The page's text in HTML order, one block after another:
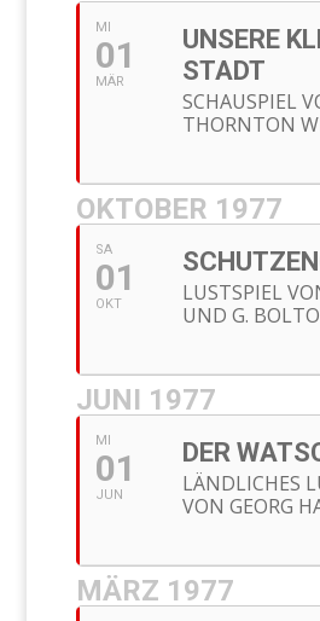
MI
01
MÄR
UNSERE
STADT
SCHAUSPIEL
THORNTON
OKTOBER 1977
SA
01
OKT
LUSTSPIEL
UND G.
JUNI 1977
MI
01
JUN
DER
LÄNDLICHES
VON GEORG
MÄRZ 1977